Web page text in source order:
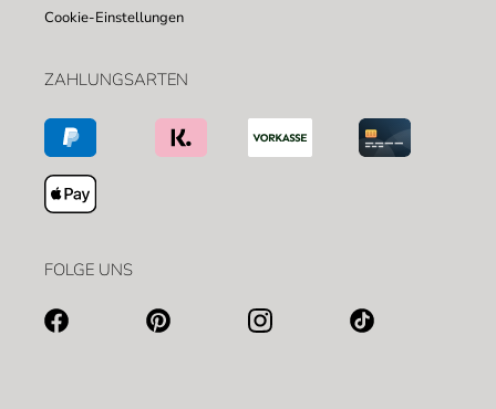
Cookie-Einstellungen
ZAHLUNGSARTEN
FOLGE UNS